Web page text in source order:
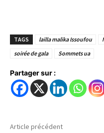
TAGS lailla malika Issoufou
soirée de gala
Sommets ua
Partager sur :
Article précédent